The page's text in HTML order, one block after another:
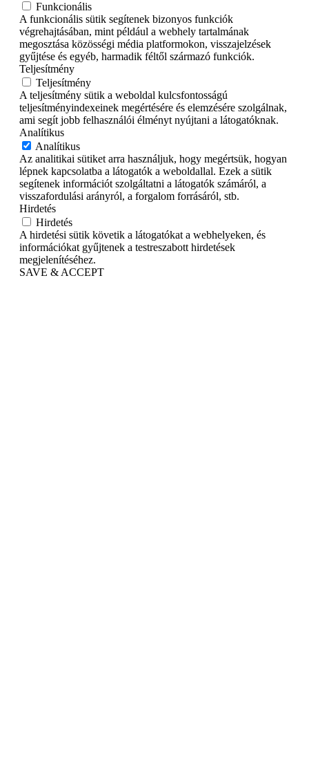
Funkcionális
A funkcionális sütik segítenek bizonyos funkciók
végrehajtásában, mint például a webhely tartalmának
megosztása közösségi média platformokon, visszajelzések
gyűjtése és egyéb, harmadik féltől származó funkciók.
Teljesítmény
Teljesítmény
A teljesítmény sütik a weboldal kulcsfontosságú
teljesítményindexeinek megértésére és elemzésére szolgálnak,
ami segít jobb felhasználói élményt nyújtani a látogatóknak.
Analítikus
Analítikus
Az analitikai sütiket arra használjuk, hogy megértsük, hogyan
lépnek kapcsolatba a látogatók a weboldallal. Ezek a sütik
segítenek információt szolgáltatni a látogatók számáról, a
visszafordulási arányról, a forgalom forrásáról, stb.
Hirdetés
Hirdetés
A hirdetési sütik követik a látogatókat a webhelyeken, és
információkat gyűjtenek a testreszabott hirdetések
megjelenítéséhez.
SAVE & ACCEPT